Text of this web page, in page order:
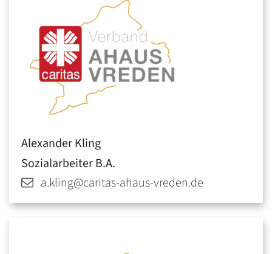
AlexanderKling
Sozialarbeiter B.A.
a.kling@caritas-ahaus-vreden.de